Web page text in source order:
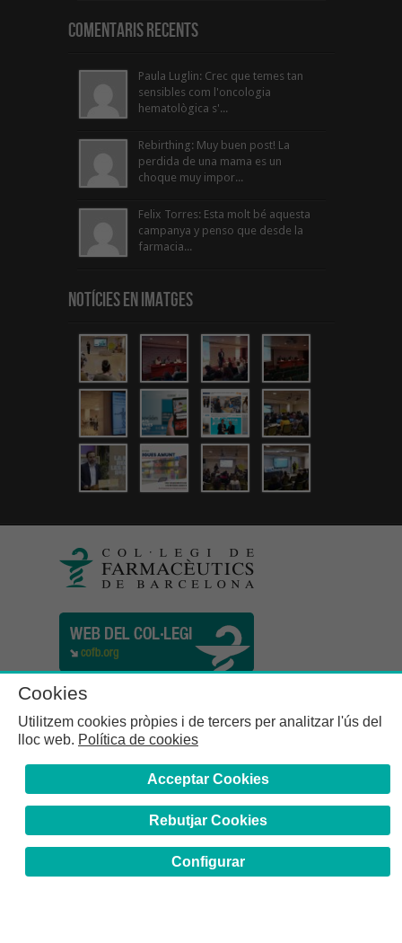
Comentaris Recents
Paula Luglin: Crec que temes tan
sensibles com l'oncologia
hematològica s'...
Rebirthing: Muy buen post! La
perdida de una mama es un
choque muy impor...
Felix Torres: Esta molt bé aquesta
campanya y penso que desde la
farmacia...
Notícies en Imatges
Cookies
Utilitzem cookies pròpies i de tercers per analitzar l'ús del
lloc web. Política de cookies
Acceptar Cookies
Rebutjar Cookies
Configurar